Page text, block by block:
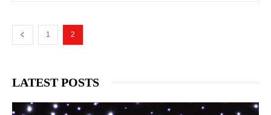
1 2
LATEST POSTS